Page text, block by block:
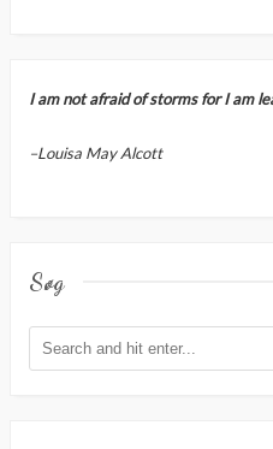
I am not afraid of storms for I am
–Louisa May Alcott
Søg